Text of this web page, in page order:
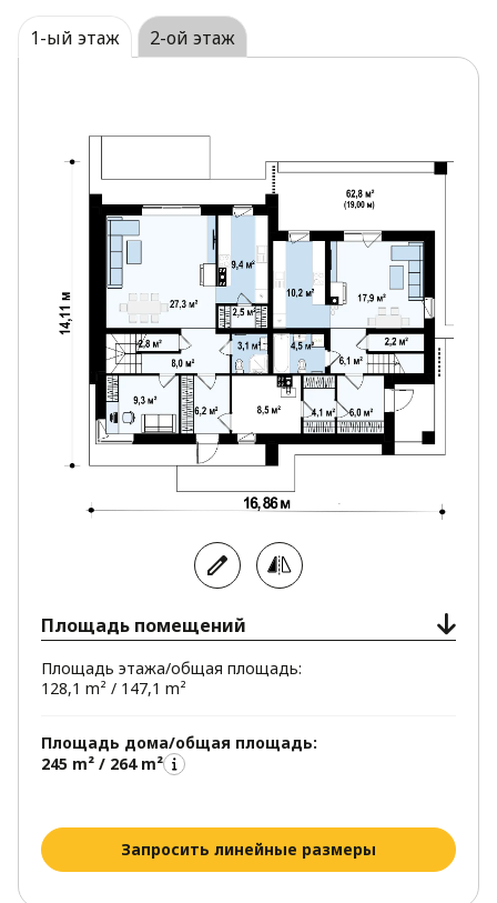
первом этаже запроектирован еще и кабинет.
Мансардный этаж представляет собой зону
правой части – одна комната и ванная.
Проекты коттеджей дуплекс, представленные в
нашей коллекции, отличаются высоким качеством,
надёжностью и функциональностью планировок.
1-ый этаж 2-ой этаж
Площадь помещений
Площадь этажа/общая площадь:
128,1 m² / 147,1 m²
Площадь дома/общая площадь:
245 m² / 264 m²
Запросить линейные размеры